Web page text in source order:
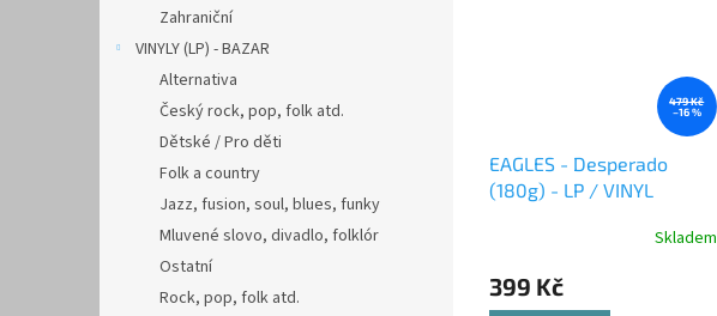
Zahraniční
VINYLY (LP) - BAZAR
Alternativa
Český rock, pop, folk atd.
Dětské / Pro děti
Folk a country
Jazz, fusion, soul, blues, funky
Mluvené slovo, divadlo, folklór
Ostatní
Rock, pop, folk atd.
479 Kč
–16 %
EAGLES - Desperado
(180g) - LP / VINYL
Skladem
399 Kč